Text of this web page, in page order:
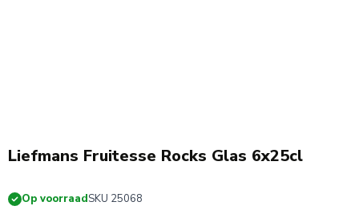
Liefmans Fruitesse Rocks Glas 6x25cl
Op voorraadSKU 25068